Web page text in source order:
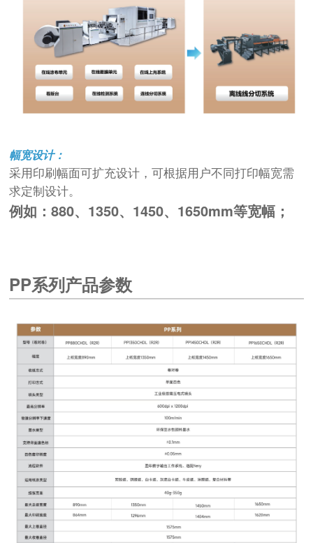
幅宽设计：
采用印刷幅面可扩充设计，可根据用户不同打印幅宽需
求定制设计。
例如：880、1350、1450、1650mm等宽幅；
PP系列产品参数